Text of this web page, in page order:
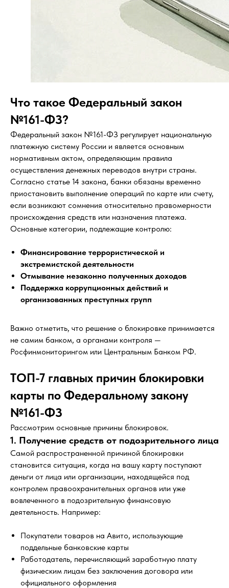
Что такое Федеральный закон
№161-ФЗ?
Федеральный закон №161-ФЗ регулирует национальную
платежную систему России и является основным
нормативным актом, определяющим правила
осуществления денежных переводов внутри страны.
Согласно статье 14 закона, банки обязаны временно
приостановить выполнение операций по карте или счету,
если возникают сомнения относительно правомерности
происхождения средств или назначения платежа.
Основные категории, подлежащие контролю:
Финансирование террористической и
экстремистской деятельности
Отмывание незаконно полученных доходов
Поддержка коррупционных действий и
организованных преступных групп
Важно отметить, что решение о блокировке принимается
не самим банком, а органами контроля —
Росфинмониторингом или Центральным Банком РФ.
ТОП-7 главных причин блокировки
карты по Федеральному закону
№161-ФЗ
Рассмотрим основные причины блокировок.
1. Получение средств от подозрительного лица
Самой распространенной причиной блокировки
становится ситуация, когда на вашу карту поступают
деньги от лица или организации, находящейся под
контролем правоохранительных органов или уже
вовлеченного в подозрительную финансовую
деятельность. Например:
Покупатели товаров на Авито, использующие
поддельные банковские карты
Работодатель, перечисляющий заработную плату
физическим лицам без заключения договора или
официального оформления